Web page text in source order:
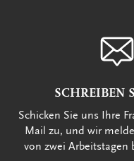
SCHREIBEN
Schicken Sie uns Ihre
Mail zu, und wir
von zwei Arbeitstagen